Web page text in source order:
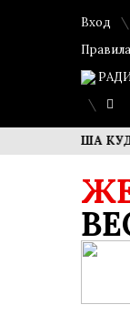
Вход
Правила
ДИМАША